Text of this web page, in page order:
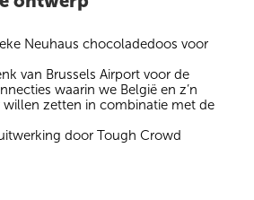
Neuhaus chocoladedoos voor
van Brussels Airport voor de
waarin we België en z’n
willen zetten in combinatie met de
door Tough Crowd